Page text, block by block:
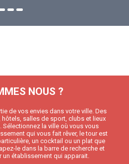
NOUS ?
de vos envies dans votre ville. Des
salles de sport, clubs et lieux
la ville où vous vous
qui vous fait rêver, le tour est
un cocktail ou un plat que
le dans la barre de recherche et
un établissement qui apparait.